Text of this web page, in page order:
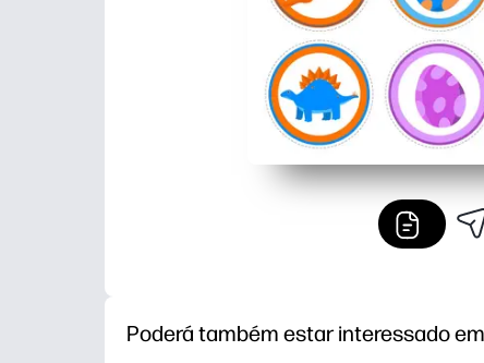
Poderá também estar interessado em